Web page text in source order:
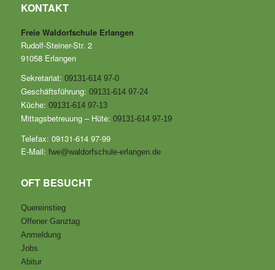
KONTAKT
Freie Waldorfschule Erlangen
Rudolf-Steiner-Str. 2
91058 Erlangen
Sekretariat: 09131-614 97-0
Geschäftsführung: 09131-614 97-24
Küche: 09131-614 97-13
Mittagsbetreuung – Hüte: 09131-614 97-19
Telefax: 09131-614 97-99
E-Mail: fwe@waldorfschule-erlangen.de
OFT BESUCHT
Quereinstieg
Offener Ganztag
Anmeldung
Jobs
Abitur